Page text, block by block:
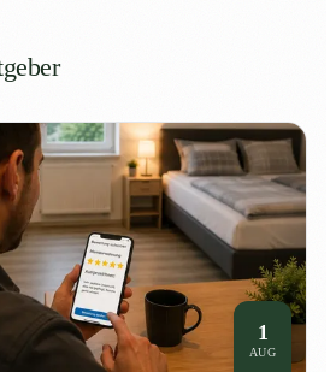
1
AUG